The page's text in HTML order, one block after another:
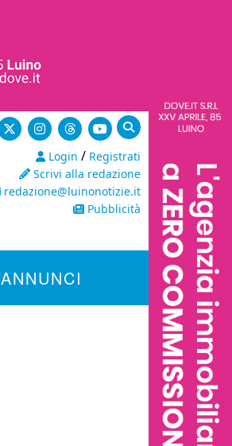
Login / Registrati
Scrivi alla redazione
redazione@luinonotizie.it
Pubblicità
ANNUNCI